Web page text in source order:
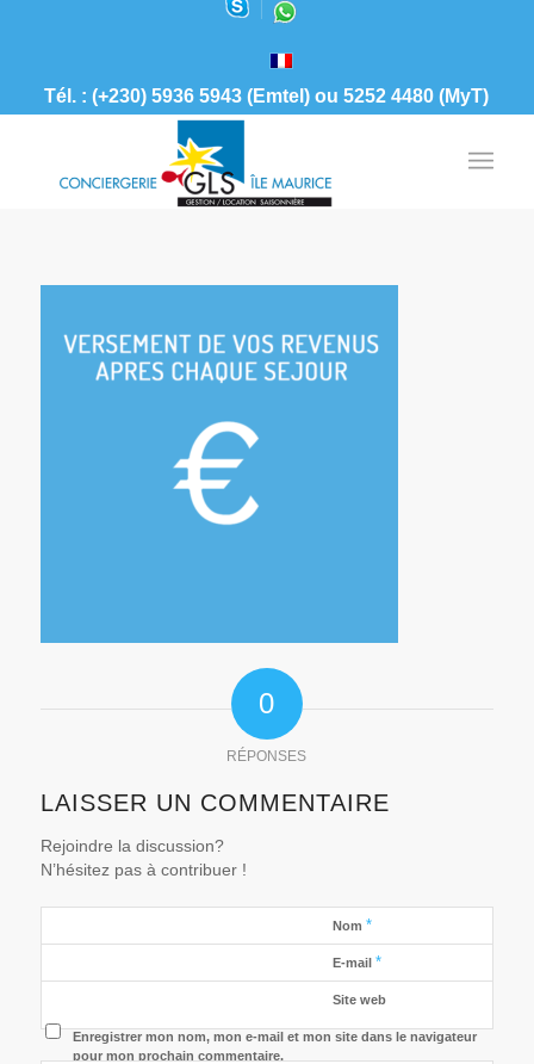
Tél. : (+230) 5936 5943 (Emtel) ou 5252 4480 (MyT)
0
RÉPONSES
LAISSER UN COMMENTAIRE
Rejoindre la discussion?
N’hésitez pas à contribuer !
Nom *
E-mail *
Site web
Enregistrer mon nom, mon e-mail et mon site dans le navigateur
pour mon prochain commentaire.